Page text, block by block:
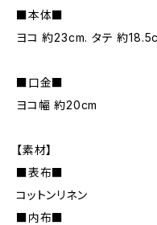
■本体■
ヨコ 約23cm. タテ 約
■口金■
ヨコ幅 約20cm
【素材】
■表布■
コットンリネン
■内布■